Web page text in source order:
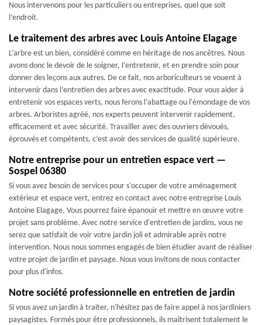
Nous intervenons pour les particuliers ou entreprises, quel que soit
l’endroit.
Le traitement des arbres avec Louis Antoine Elagage
L’arbre est un bien, considéré comme en héritage de nos ancêtres. Nous
avons donc le devoir de le soigner, l’entretenir, et en prendre soin pour
donner des leçons aux autres. De ce fait, nos arboriculteurs se vouent à
intervenir dans l’entretien des arbres avec exactitude. Pour vous aider à
entretenir vos espaces verts, nous ferons l’abattage ou l'émondage de vos
arbres. Arboristes agréé, nos experts peuvent intervenir rapidement,
efficacement et avec sécurité. Travailler avec des ouvriers dévoués,
éprouvés et compétents, c’est avoir des services de qualité supérieure.
Notre entreprise pour un entretien espace vert —
Sospel 06380
Si vous avez besoin de services pour s'occuper de votre aménagement
extérieur et espace vert, entrez en contact avec notre entreprise Louis
Antoine Elagage. Vous pourrez faire épanouir et mettre en œuvre votre
projet sans problème. Avec notre service d'entretien de jardins, vous ne
serez que satisfait de voir votre jardin joli et admirable après notre
intervention. Nous nous sommes engagés de bien étudier avant de réaliser
votre projet de jardin et paysage. Nous vous invitons de nous contacter
pour plus d'infos.
Notre société professionnelle en entretien de jardin
Si vous avez un jardin à traiter, n'hésitez pas de faire appel à nos jardiniers
paysagistes. Formés pour être professionnels, ils maîtrisent totalement le